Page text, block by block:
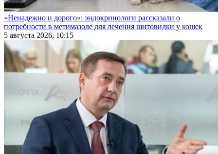
«Ненадежно и дорого»: эндокринологи рассказали о
потребности в метимазоле для лечения щитовидки у кошек
5 августа 2026, 10:15